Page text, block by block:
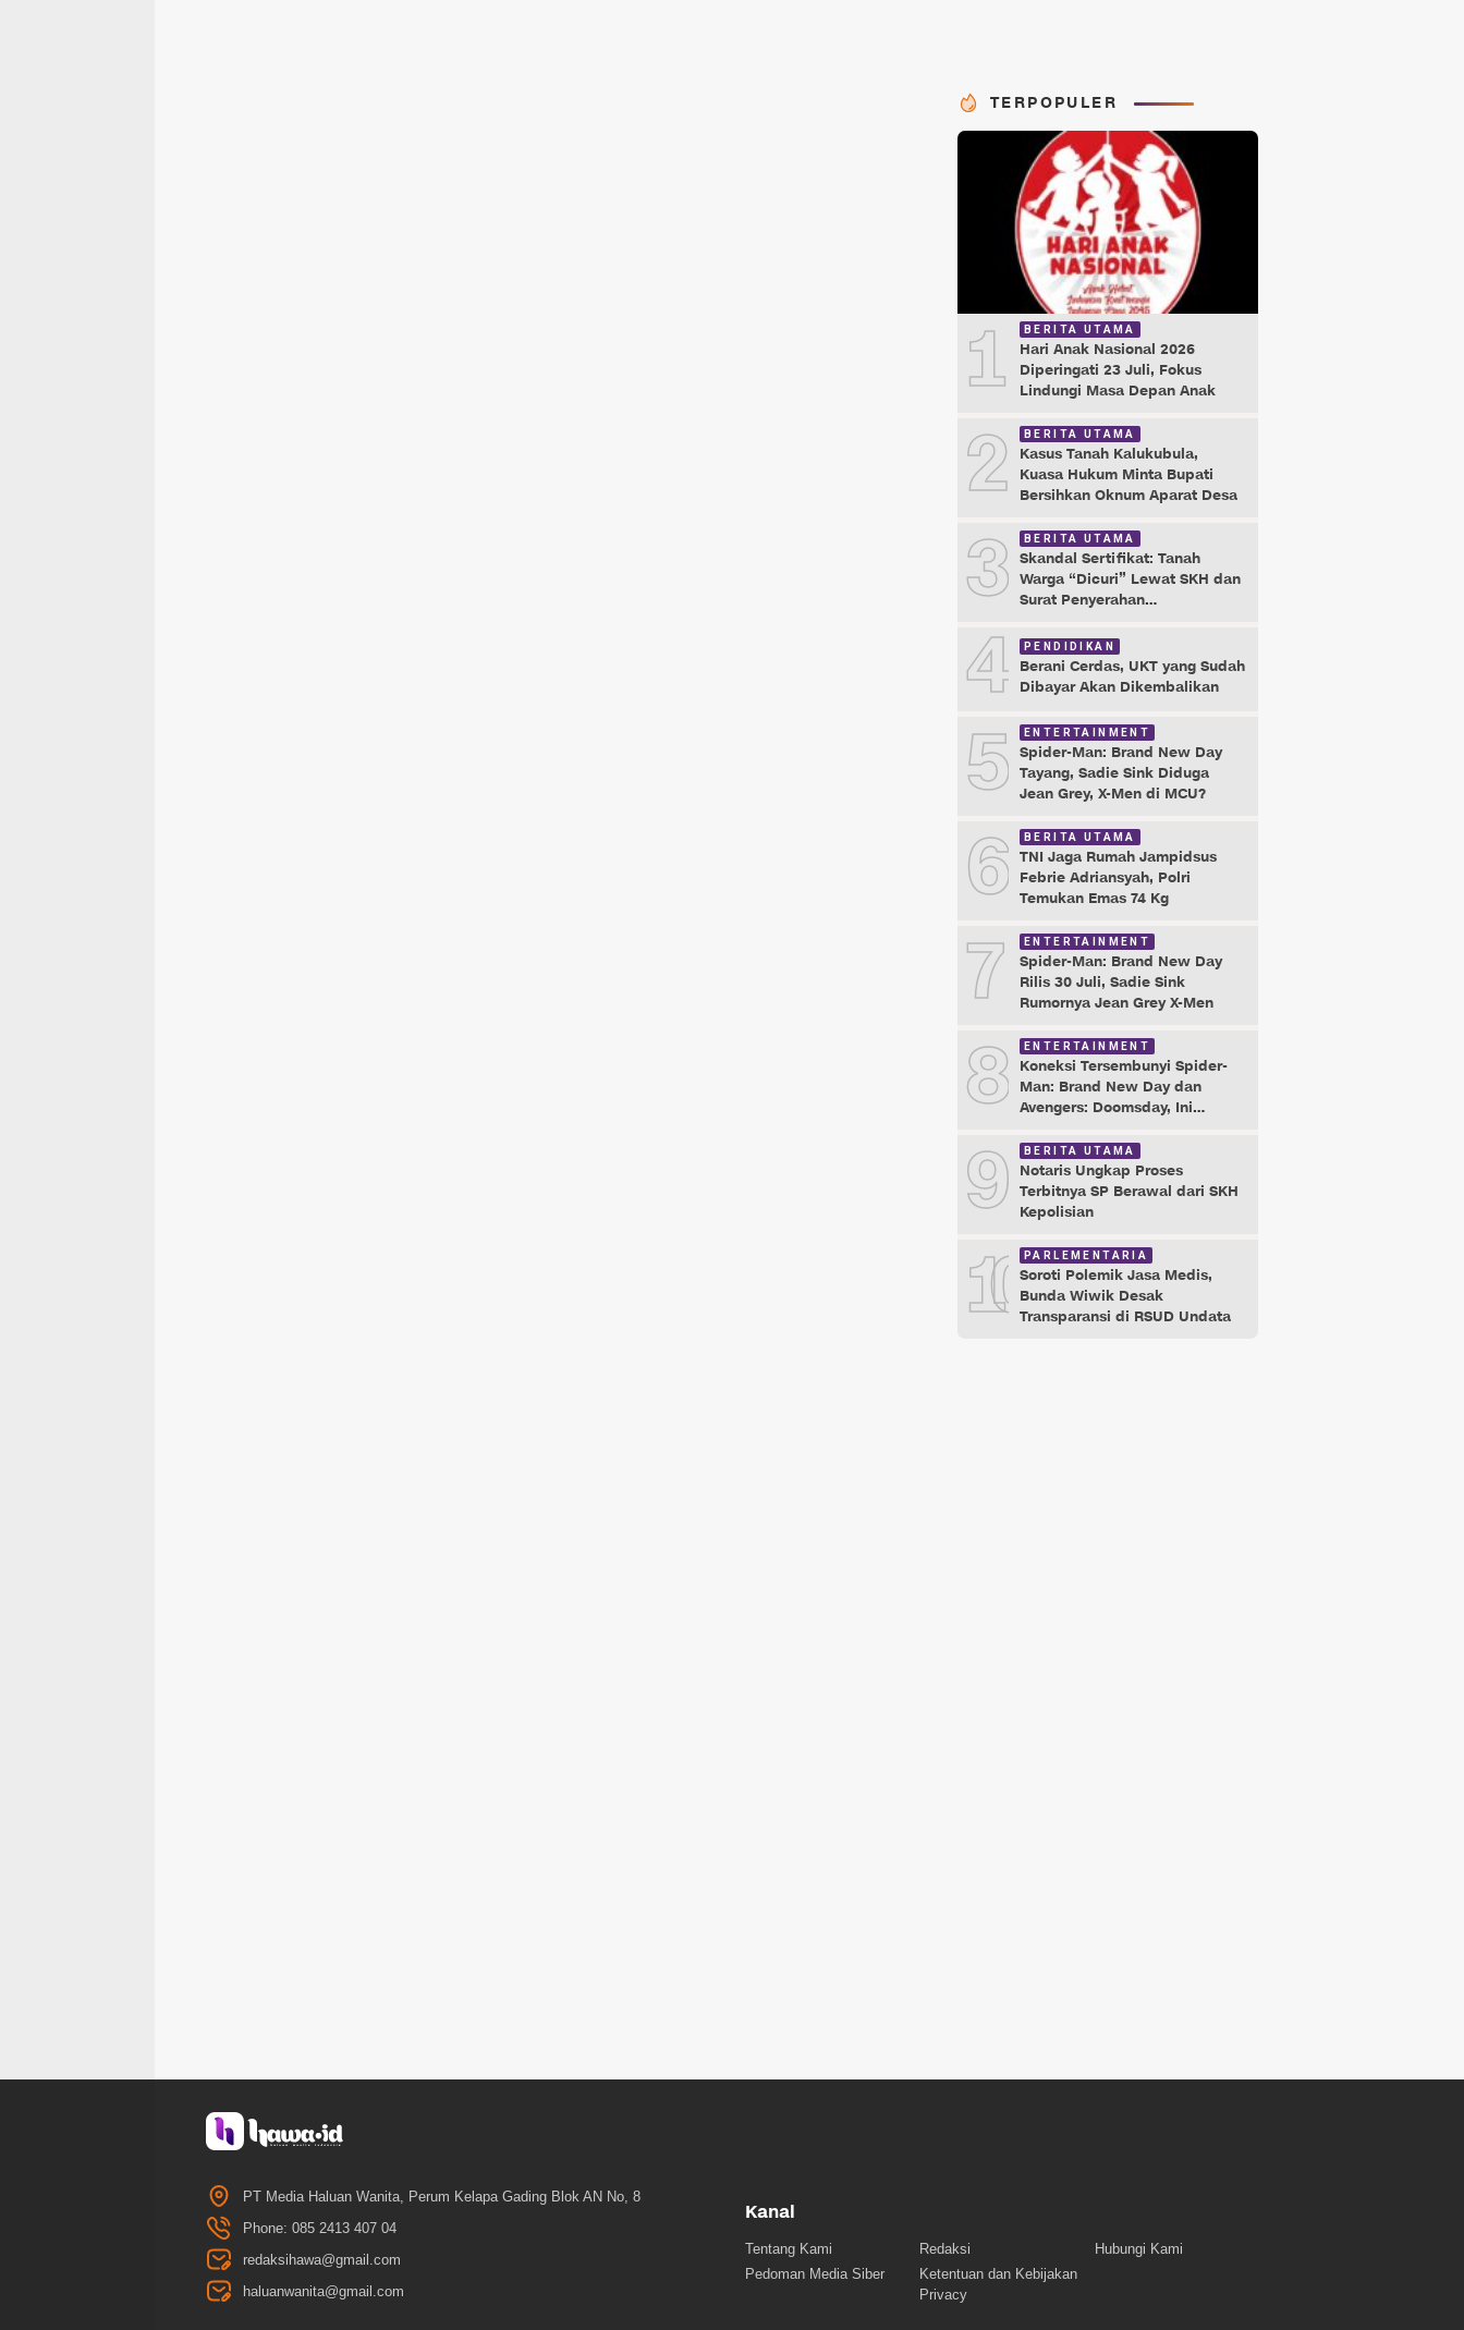
TERPOPULER
1 BERITA UTAMA
Hari Anak Nasional 2026
Diperingati 23 Juli, Fokus
Lindungi Masa Depan Anak
2 BERITA UTAMA
Kasus Tanah Kalukubula,
Kuasa Hukum Minta Bupati
Bersihkan Oknum Aparat Desa
3 BERITA UTAMA
Skandal Sertifikat: Tanah
Warga “Dicuri” Lewat SKH dan
Surat Penyerahan
4 PENDIDIKAN
Berani Cerdas, UKT yang Sudah
Dibayar Akan Dikembalikan
5 ENTERTAINMENT
Spider-Man: Brand New Day
Tayang, Sadie Sink Diduga
Jean Grey, X-Men di MCU?
6 BERITA UTAMA
TNI Jaga Rumah Jampidsus
Febrie Adriansyah, Polri
Temukan Emas 74 Kg
7 ENTERTAINMENT
Spider-Man: Brand New Day
Rilis 30 Juli, Sadie Sink
Rumornya Jean Grey X-Men
8 ENTERTAINMENT
Koneksi Tersembunyi Spider-
Man: Brand New Day dan
Avengers: Doomsday, Ini
9 BERITA UTAMA
Notaris Ungkap Proses
Terbitnya SP Berawal dari SKH
Kepolisian
10 PARLEMENTARIA
Soroti Polemik Jasa Medis,
Bunda Wiwik Desak
Transparansi di RSUD Undata
PT Media Haluan Wanita, Perum Kelapa Gading Blok AN No, 8
Phone: 085 2413 407 04
redaksihawa@gmail.com
haluanwanita@gmail.com
Kanal
Tentang Kami Redaksi
Hubungi Kami
Pedoman Media Siber
Ketentuan dan Kebijakan
Privacy